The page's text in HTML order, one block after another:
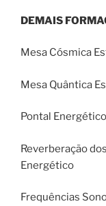
DEMAIS
Mesa Cósmica
Mesa Quântica
Pontal Energético
Reverberação
Energético
Frequências